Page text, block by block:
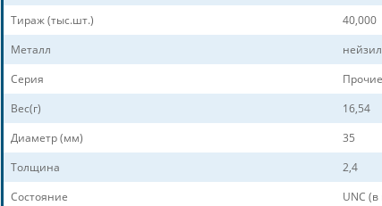
Тираж (тыс.шт.)
40,000
Металл
Серия
Вес(г)
16,54
Диаметр (мм)
35
Толщина
2,4
Состояние
UNC (в